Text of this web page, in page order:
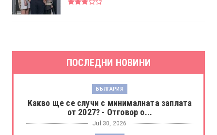
ПОСЛЕДНИ НОВИНИ
БЪЛГАРИЯ
Какво ще се случи с минималната заплата
от 2027? - Отговор о...
Jul 30, 2026